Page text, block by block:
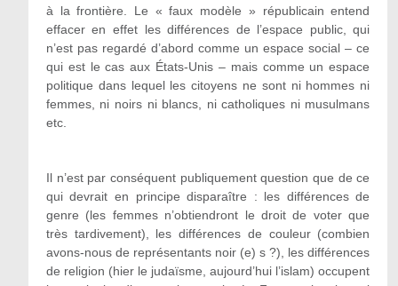
à la frontière. Le « faux modèle » républicain entend
effacer en effet les différences de l’espace public, qui
n’est pas regardé d’abord comme un espace social – ce
qui est le cas aux États-Unis – mais comme un espace
politique dans lequel les citoyens ne sont ni hommes ni
femmes, ni noirs ni blancs, ni catholiques ni musulmans
etc.
Il n’est par conséquent publiquement question que de ce
qui devrait en principe disparaître : les différences de
genre (les femmes n’obtiendront le droit de voter que
très tardivement), les différences de couleur (combien
avons-nous de représentants noir (e) s ?), les différences
de religion (hier le judaïsme, aujourd’hui l’islam) occupent